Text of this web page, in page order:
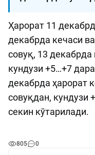
Ҳарорат 11
декабрда кечаси
совуқ, 13
кундузи +5…+7
декабрда ҳарорат
совуқдан, кундузи
секин кўтарилади.
805 0